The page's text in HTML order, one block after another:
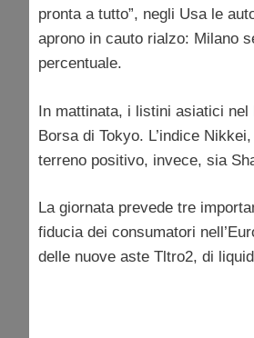
pronta a tutto”, negli Usa le
aprono in cauto rialzo: Milano
percentuale.
In mattinata, i listini asiatici nel
Borsa di Tokyo. L’indice
terreno positivo, invece, sia
La giornata prevede tre
fiducia dei consumatori
delle nuove aste Tltro2, di